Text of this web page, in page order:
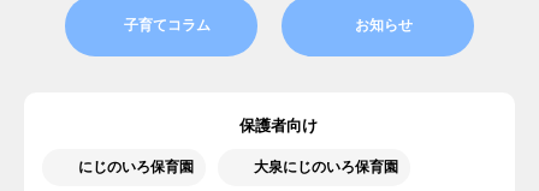
子育てコラム お知らせ
保護者向け
にじのいろ保育園 大泉にじのいろ保育園